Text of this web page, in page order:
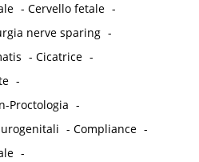
- Cervello fetale -
nerve sparing -
- Cicatrice -
-
Proctologia -
- Compliance -
-